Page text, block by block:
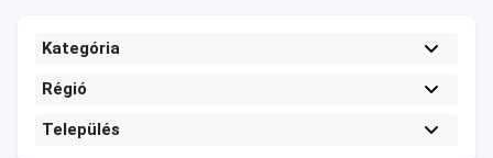
Kategória
Régió
Település